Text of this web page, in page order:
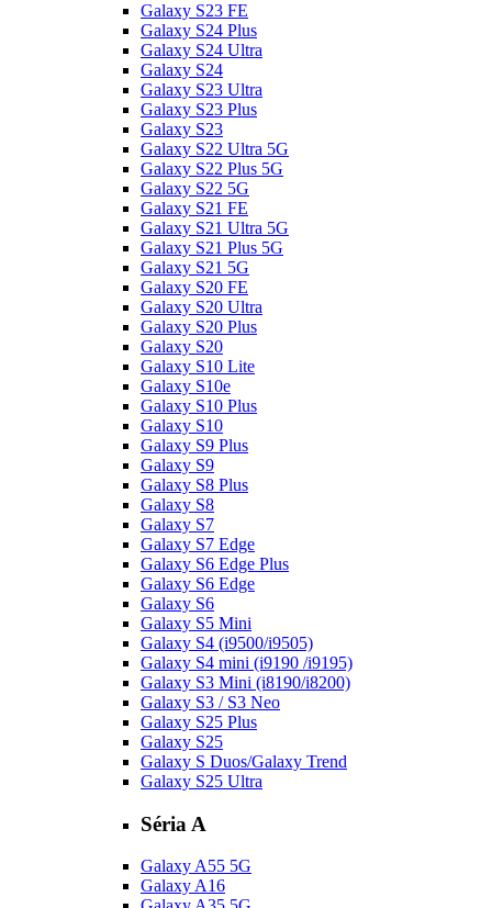
Galaxy S23 FE
Galaxy S24 Plus
Galaxy S24 Ultra
Galaxy S24
Galaxy S23 Ultra
Galaxy S23 Plus
Galaxy S23
Galaxy S22 Ultra 5G
Galaxy S22 Plus 5G
Galaxy S22 5G
Galaxy S21 FE
Galaxy S21 Ultra 5G
Galaxy S21 Plus 5G
Galaxy S21 5G
Galaxy S20 FE
Galaxy S20 Ultra
Galaxy S20 Plus
Galaxy S20
Galaxy S10 Lite
Galaxy S10e
Galaxy S10 Plus
Galaxy S10
Galaxy S9 Plus
Galaxy S9
Galaxy S8 Plus
Galaxy S8
Galaxy S7
Galaxy S7 Edge
Galaxy S6 Edge Plus
Galaxy S6 Edge
Galaxy S6
Galaxy S5 Mini
Galaxy S4 (i9500/i9505)
Galaxy S4 mini (i9190 /i9195)
Galaxy S3 Mini (i8190/i8200)
Galaxy S3 / S3 Neo
Galaxy S25 Plus
Galaxy S25
Galaxy S Duos/Galaxy Trend
Galaxy S25 Ultra
Séria A
Galaxy A55 5G
Galaxy A16